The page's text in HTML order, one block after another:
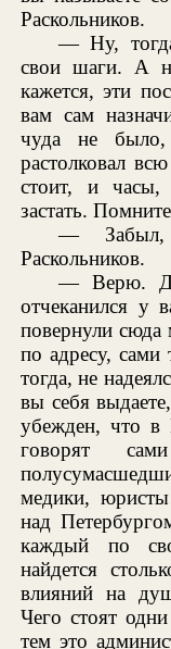
Раскольников.
— Ну,
свои шаги. А
кажется, эти
вам сам
чуда не
растолковал
стоит, и
застать.
— Забыл,
Раскольников.
— Верю.
отчеканился у
повернули сюда
по адресу,
тогда, не
вы себя
убежден, что в
говорят
медики,
над
каждый по
найдется
влияний на
Чего стоят
тем это